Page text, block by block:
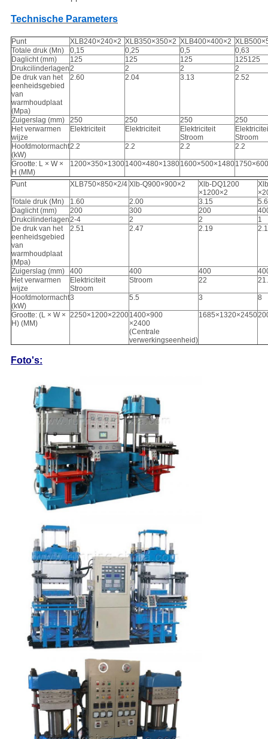
Technische Parameters
Punt XLB240×240×2 XLB350×350×2 XLB400×400×2
Totale druk (Mn)
0,15 0,25 0,5
0,63
Daglicht (mm)
125 125 125
125125
Drukcilinderlagen2 2 2
2
De druk van het
eenheidsgebied
van
warmhoudplaat
(Mpa)
2.60 2.04 3.13 2.52
Zuigerslag (mm) 250 250 250
250
Het verwarmen
wijze
Elektriciteit Elektriciteit
Elektriciteit
Stroom
Stroom
Hoofdmotormacht
(kW)
2.2 2.2 2.2 2.2
Grootte: L × W ×
H (MM)
1200×350×13001400×480×13801600×500×1480
Punt XLB750×850×2/4 Xlb-Q900×900×2
Xlb-DQ1200
×1200×2
Totale druk (Mn)
1.60 2.00 3.15
Daglicht (mm)
200 300 200
Drukcilinderlagen2-4 2 2
1
De druk van het
eenheidsgebied
van
warmhoudplaat
(Mpa)
2.51 2.47 2.19
Zuigerslag (mm) 400 400 400
Het verwarmen
wijze
Elektriciteit
Stroom
Stroom 22
Hoofdmotormacht
(kW)
3 5.5 3 8
Grootte: (L × W ×
H) (MM)
2250×1200×22001400×900
×2400
(Centrale
verwerkingseenheid)
1685×1320×2450
Foto's: